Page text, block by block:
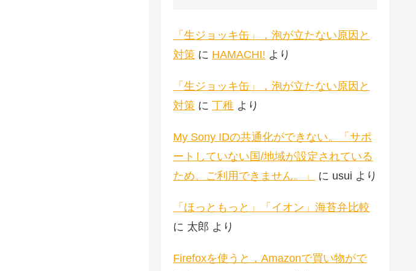
「生ジョッキ缶」，泡が立たない原因と
対策 に HAMACHI! より
「生ジョッキ缶」，泡が立たない原因と
対策 に 丁稚 より
My Sony IDの共通化ができない。「サポ
ートしていない国/地域が設定されている
ため、ご利用できません。」
に usui より
「ほっともっと」「イオン」海苔弁比較
に 太郎 より
Firefoxを使うと，Amazonで買い物がで